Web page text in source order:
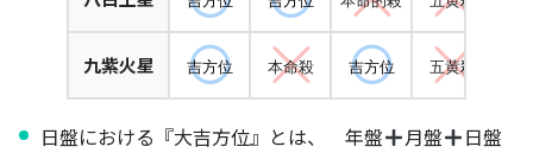
九紫火星 吉方位 本命殺 吉方位 五黄殺
日盤における『大吉方位』とは、 年盤 月盤
日盤